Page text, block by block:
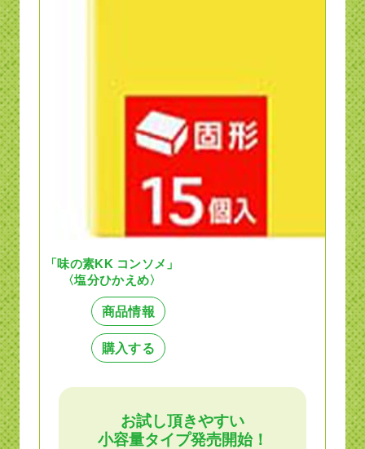
「味の素KK コンソメ」
〈塩分ひかえめ〉
商品情報
購入する
お試し頂きやすい
小容量タイプ発売開始！